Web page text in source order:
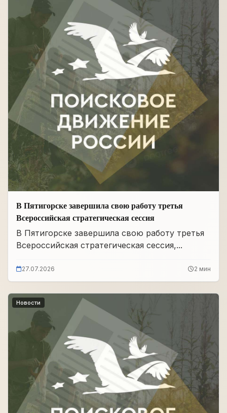
В Пятигорске завершила свою работу третья
Всероссийская стратегическая сессия
В Пятигорске завершила свою работу третья
Всероссийская стратегическая сессия,...
27.07.2026 2 мин
Новости